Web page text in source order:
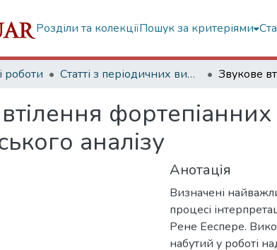
Розділи та колекціїПошук за критеріями
роботи Статті з періодичних видань
аналізу
Анотація
Визначені
процесі
Рене Ееспере.
набутий у роботі